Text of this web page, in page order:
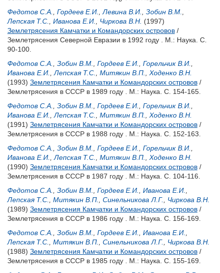
Федотов С.А.
Гордеев Е.И. Левина В.И. Зобин В.М.
Лепская Т.С.
Иванова Е.И. Чиркова В.Н. (1997)
Землетрясения Камчатки и Командорских островов /
Землетрясения Северной Евразии в 1992 году . М.: Наука. С.
90-100.
Федотов С.А.
Зобин В.М. Гордеев Е.И. Горельчик В.И.
Иванова Е.И.
Лепская Т.С. Митякин В.П.
Ходенко В.Н.
(1993) Землетрясения Камчатки и Командорских островов /
Землетрясения в СССР в 1989 году . М.: Наука. С. 154-165.
Федотов С.А.
Зобин В.М. Гордеев Е.И. Горельчик В.И.
Иванова Е.И.
Лепская Т.С. Митякин В.П.
Ходенко В.Н.
(1991) Землетрясения Камчатки и Командорских островов /
Землетрясения в СССР в 1988 году . М.: Наука. С. 152-163.
Федотов С.А.
Зобин В.М. Гордеев Е.И. Горельчик В.И.
Иванова Е.И.
Лепская Т.С. Митякин В.П.
Ходенко В.Н.
(1990) Землетрясения Камчатки и Командорских островов /
Землетрясения в СССР в 1987 году . М.: Наука. С. 104-116.
Федотов С.А.
Зобин В.М. Гордеев Е.И. Иванова Е.И.
Лепская Т.С.
Митякин В.П. Синельникова Л.Г.
Чиркова В.Н.
(1989) Землетрясения Камчатки и Командорских островов /
Землетрясения в СССР в 1986 году . М.: Наука. С. 156-169.
Федотов С.А.
Зобин В.М. Гордеев Е.И. Иванова Е.И.
Лепская Т.С.
Митякин В.П. Синельникова Л.Г.
Чиркова В.Н.
(1988) Землетрясения Камчатки и Командорских островов /
Землетрясения в СССР в 1985 году . М.: Наука. С. 155-169.